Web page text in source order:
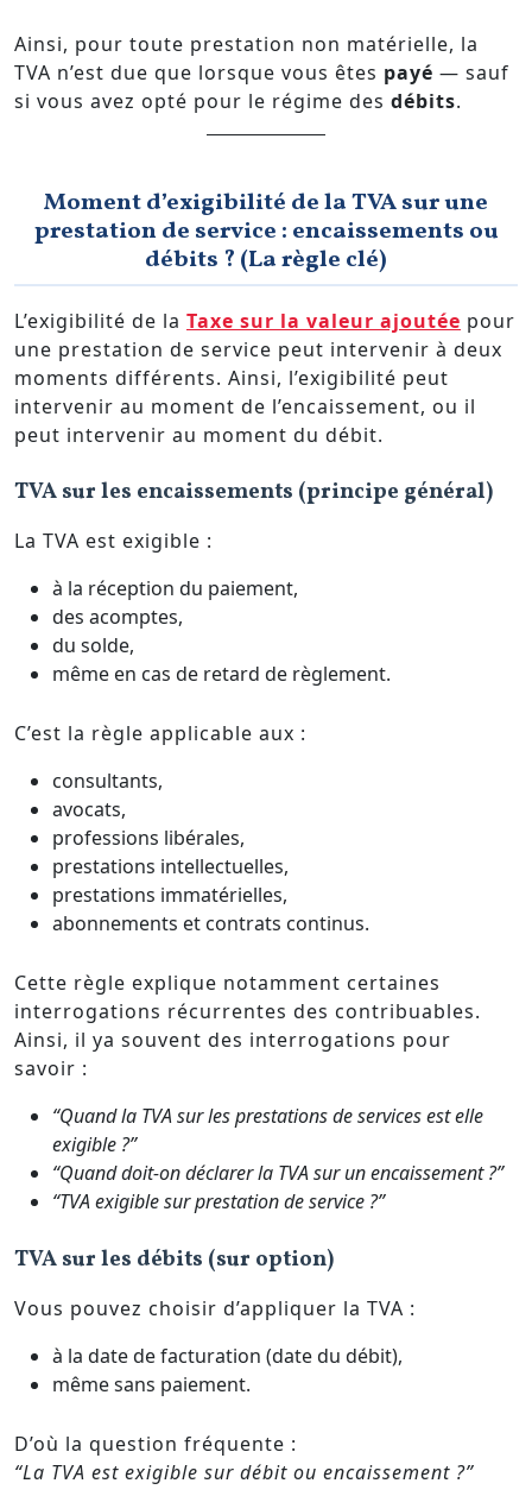
Ainsi, pour toute prestation non matérielle, la
TVA n’est due que lorsque vous êtes payé — sauf
si vous avez opté pour le régime des débits.
Moment d’exigibilité de la TVA sur une
prestation de service : encaissements ou
débits ? (La règle clé)
L’exigibilité de la Taxe sur la valeur ajoutée pour
une prestation de service peut intervenir à deux
moments différents. Ainsi, l’exigibilité peut
intervenir au moment de l’encaissement, ou il
peut intervenir au moment du débit.
TVA sur les encaissements (principe général)
La TVA est exigible :
à la réception du paiement,
des acomptes,
du solde,
même en cas de retard de règlement.
C’est la règle applicable aux :
consultants,
avocats,
professions libérales,
prestations intellectuelles,
prestations immatérielles,
abonnements et contrats continus.
Cette règle explique notamment certaines
interrogations récurrentes des contribuables.
Ainsi, il ya souvent des interrogations pour
savoir :
“Quand la TVA sur les prestations de services est elle
exigible ?”
“Quand doit-on déclarer la TVA sur un encaissement ?”
“TVA exigible sur prestation de service ?”
TVA sur les débits (sur option)
Vous pouvez choisir d’appliquer la TVA :
à la date de facturation (date du débit),
même sans paiement.
D’où la question fréquente :
“La TVA est exigible sur débit ou encaissement ?”